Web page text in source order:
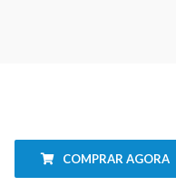
COMPRAR AGORA